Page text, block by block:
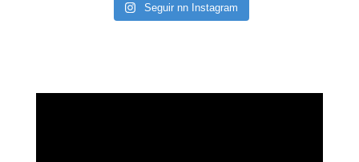
Seguir nn Instagram